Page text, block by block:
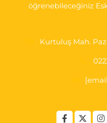
öğrenebileceğiniz
Kurtuluş Mah.